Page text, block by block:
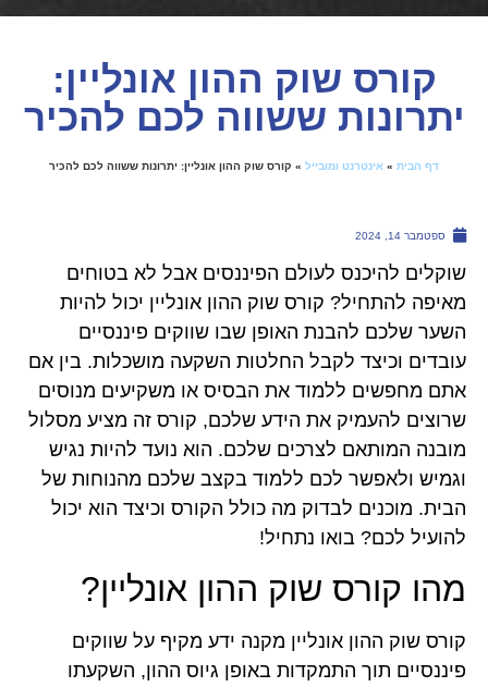
קורס שוק ההון אונליין:
יתרונות ששווה לכם להכיר
דף הבית»אינטרנט ומובייל»קורס שוק ההון אונליין: יתרונות ששווה לכם להכיר
ספטמבר 14, 2024
שוקלים להיכנס לעולם הפיננסים אבל לא בטוחים
מאיפה להתחיל? קורס שוק ההון אונליין יכול להיות
השער שלכם להבנת האופן שבו שווקים פיננסיים
עובדים וכיצד לקבל החלטות השקעה מושכלות. בין אם
אתם מחפשים ללמוד את הבסיס או משקיעים מנוסים
שרוצים להעמיק את הידע שלכם, קורס זה מציע מסלול
מובנה המותאם לצרכים שלכם. הוא נועד להיות נגיש
וגמיש ולאפשר לכם ללמוד בקצב שלכם מהנוחות של
הבית. מוכנים לבדוק מה כולל הקורס וכיצד הוא יכול
להועיל לכם? בואו נתחיל!
מהו קורס שוק ההון אונליין?
קורס שוק ההון אונליין מקנה ידע מקיף על שווקים
פיננסיים תוך התמקדות באופן גיוס ההון, השקעתו